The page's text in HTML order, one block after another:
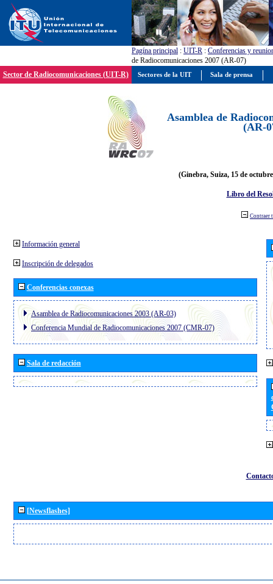
Pagína principal : UIT-R : Conferencias y
de Radiocomunicaciones 2007 (AR-07)
Sector de Radiocomunicaciones (UIT-R)
Asamblea de
(AR-
(Ginebra, Suiza, 15 de
Libro del
Contraer
Información general
Inscripción de delegados
Conferencias conexas
Asamblea de Radiocomunicaciones 2003 (AR-03)
Conferencia Mundial de Radiocomunicaciones 2007 (CMR-07)
Sala de redacción
[Newsflashes]
Sectores de la UIT Sala de prensa